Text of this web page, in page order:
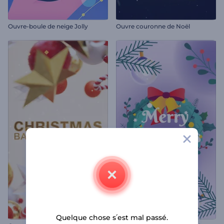
Ouvre-boule de neige Jolly Ouvre couronne de Noël
Quelque chose s՛est mal passé.